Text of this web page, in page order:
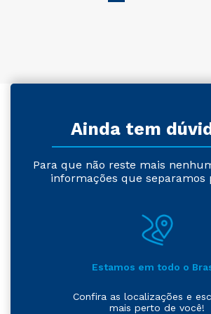
Ainda tem
Para que não reste mais
informações que separamos
Estamos em todo o
Confira as localizações e
mais perto de você!